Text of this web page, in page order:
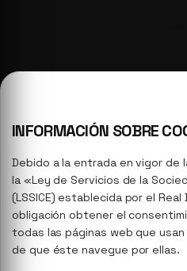
INFORMACIÓN SOBRE
Debido a la entrada en vigor
la «Ley de Servicios de la
(LSSICE) establecida por el
obligación obtener el
todas las páginas web que
de que éste navegue por ellas.